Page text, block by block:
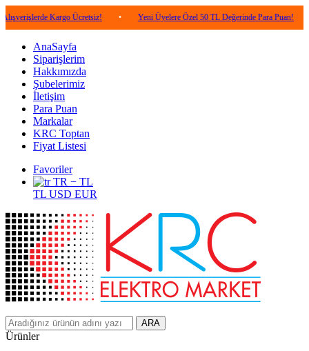
Kargo Ücretsiz! • Yeni Üyelere Özel 50 TL Değerinde Para Puan! •
AnaSayfa
Siparişlerim
Hakkımızda
Şubelerimiz
İletişim
Para Puan
Markalar
KRC Toptan
Fiyat Listesi
Favoriler
TR − TL
TL USD EUR
ARA
Ürünler